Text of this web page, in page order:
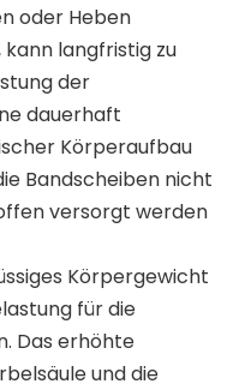
oder Heben
langfristig zu
der
dauerhaft
Körperaufbau
Bandscheiben nicht
versorgt werden
Körpergewicht
für die
Das erhöhte
und die